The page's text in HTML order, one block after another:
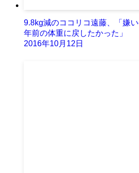
9.8kg減のココリコ遠藤、「嫌
年前の体重に戻したかった」
2016年10月12日